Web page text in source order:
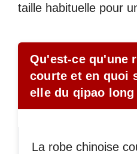
taille habituelle pour
Qu'est-ce qu'une
courte et en quoi
elle du qipao
La robe chinoise